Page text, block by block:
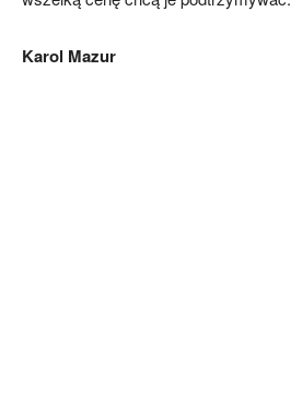
Karol Mazur